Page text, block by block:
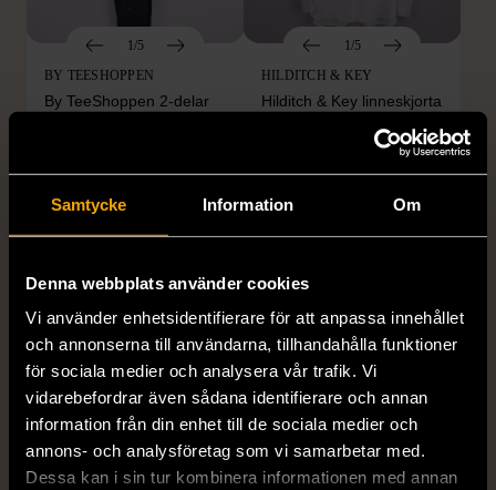
Samtycke Information Om
Denna webbplats använder cookies
Vi använder enhetsidentifierare för att anpassa innehållet
och annonserna till användarna, tillhandahålla funktioner
för sociala medier och analysera vår trafik. Vi
vidarebefordrar även sådana identifierare och annan
information från din enhet till de sociala medier och
annons- och analysföretag som vi samarbetar med.
Dessa kan i sin tur kombinera informationen med annan
1/5
BY TEESHOPPEN
By TeeShoppen 2-delar
399 kr
1/5
HILDITCH & KEY
Hilditch & Key linneskjorta
399 kr
1/5
1/5